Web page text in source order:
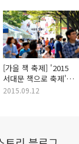
[가을 책 축제] '2015
서대문 책으로 축제'
가을 하늘, 시원한 바람,
2015.09.12